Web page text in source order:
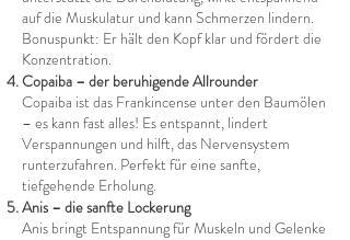
auf die Muskulatur und kann Schmerzen lindern.
Bonuspunkt: Er hält den Kopf klar und fördert die
Konzentration.
Copaiba – der beruhigende Allrounder
Copaiba ist das Frankincense unter den Baumölen
– es kann fast alles! Es entspannt, lindert
Verspannungen und hilft, das Nervensystem
runterzufahren. Perfekt für eine sanfte,
tiefgehende Erholung.
Anis – die sanfte Lockerung
Anis bringt Entspannung für Muskeln und Gelenke